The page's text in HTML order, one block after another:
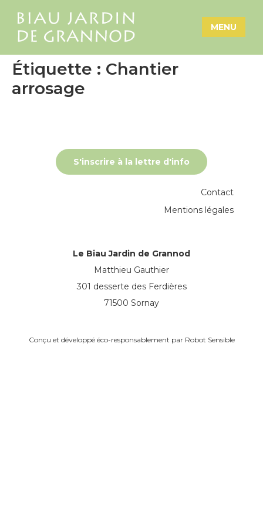
MENU
Étiquette : Chantier
arrosage
Le Biau Jardin de Grannod
Matthieu Gauthier
301 desserte des Ferdières
71500 Sornay
S'inscrire à la lettre d'info
Contact
Mentions légales
Conçu et développé éco-responsablement par Robot Sensible